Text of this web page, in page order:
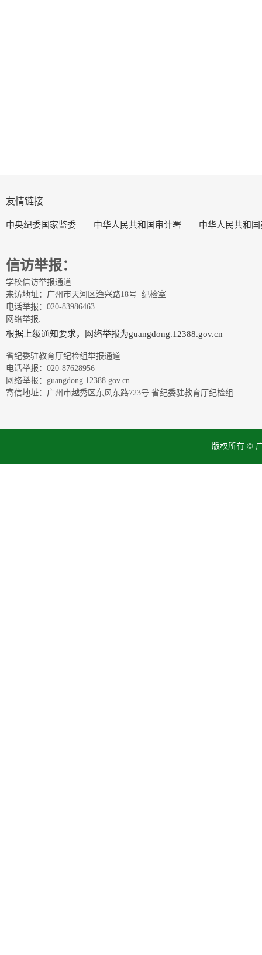
友情链接
中央纪委国家监委 中华人民共和国审计署 中华人民共和
信访举报：
学校信访举报通道
来访地址：广州市天河区渔兴路18号 纪检室
电话举报：020-83986463
网络举报:
根据上级通知要求，网络举报为guangdong.12388.gov.cn
省纪委驻教育厅纪检组举报通道
电话举报：020-87628956
网络举报：guangdong.12388.gov.cn
寄信地址：广州市越秀区东风东路723号 省纪委驻教育厅纪检组
版权所有 ©